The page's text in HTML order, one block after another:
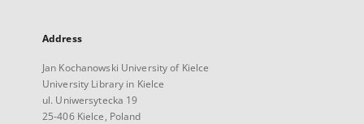
Address
Jan Kochanowski University of Kielce
University Library in Kielce
ul. Uniwersytecka 19
25-406 Kielce, Poland